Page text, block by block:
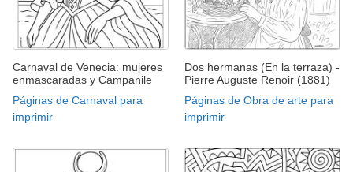
Carnaval de Venecia: mujeres
enmascaradas y Campanile
Páginas de Carnaval para
imprimir
Dos hermanas (En la terraza) -
Pierre Auguste Renoir (1881)
Páginas de Obra de arte para
imprimir